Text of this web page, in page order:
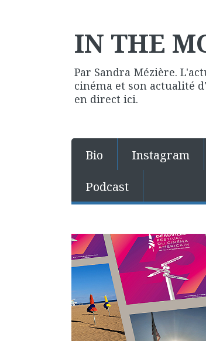
IN THE
Par Sandra Mézière.
cinéma et son actualité
en direct ici.
Bio Instagram
Podcast